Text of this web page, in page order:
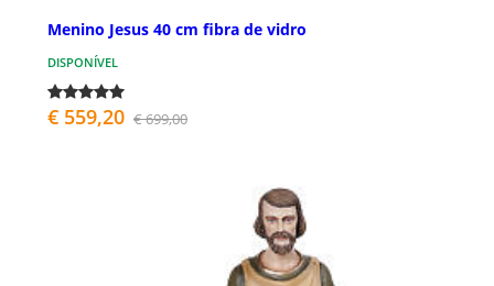
Menino Jesus 40 cm fibra de vidro
DISPONÍVEL
€ 559,20 € 699,00